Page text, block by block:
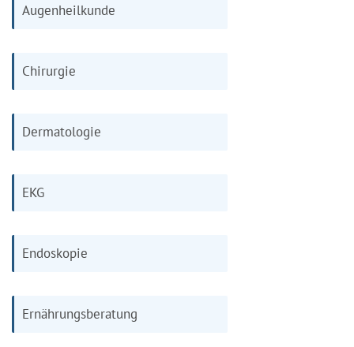
Augenheilkunde
Chirurgie
Dermatologie
EKG
Endoskopie
Ernährungsberatung